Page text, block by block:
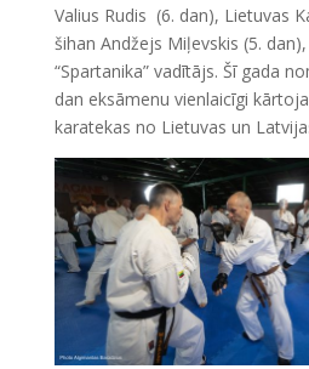
Valius Rudis (6. dan), Lietuvas
šihan Andžejs Miļevskis (5.
“Spartanika” vadītājs. Šī gada
dan eksāmenu vienlaicīgi
karatekas no Lietuvas un